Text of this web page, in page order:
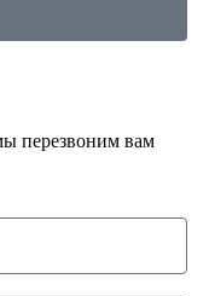
перезвоним вам